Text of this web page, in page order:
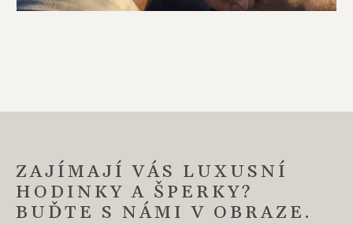
ZAJÍMAJÍ VÁS LUXUSNÍ
HODINKY A ŠPERKY?
BUĎTE S NÁMI V OBRAZE.